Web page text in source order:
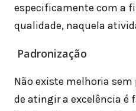
especificamente com a
qualidade, naquela
Padronização
Não existe melhoria
de atingir a excelência é